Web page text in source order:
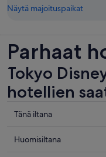
Näytä majoituspaikat
Parhaat
Tokyo
hotellien
Tarkista
lähellä
Tänä iltana
Tarkista
Huomisiltana